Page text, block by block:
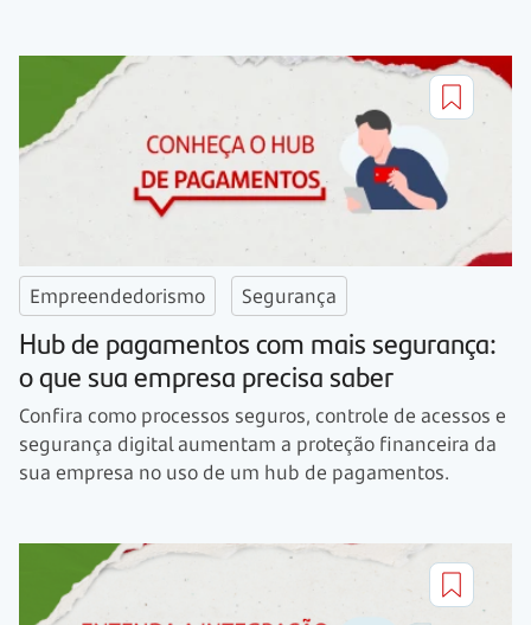
Empreendedorismo Segurança
Hub de pagamentos com mais segurança:
o que sua empresa precisa saber
Confira como processos seguros, controle de acessos e
segurança digital aumentam a proteção financeira da
sua empresa no uso de um hub de pagamentos.